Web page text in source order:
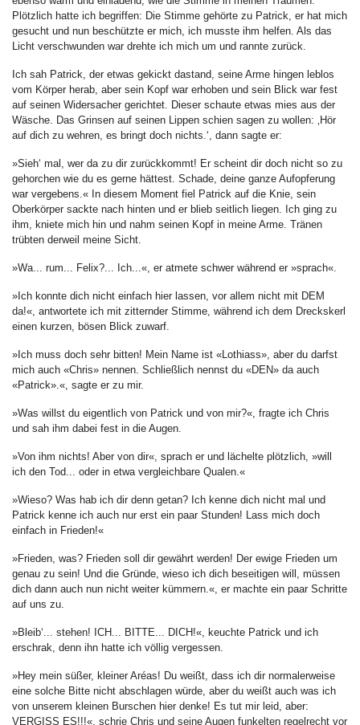
Plötzlich hatte ich begriffen: Die Stimme gehörte zu Patrick, er hat mich
gesucht und nun beschützte er mich, ich musste ihm helfen. Als das
Licht verschwunden war drehte ich mich um und rannte zurück.
Ich sah Patrick, der etwas gekickt dastand, seine Arme hingen leblos
vom Körper herab, aber sein Kopf war erhoben und sein Blick war fest
auf seinen Widersacher gerichtet. Dieser schaute etwas mies aus der
Wäsche. Das Grinsen auf seinen Lippen schien sagen zu wollen: ‚Hör
auf dich zu wehren, es bringt doch nichts.‘, dann sagte er:
»Sieh‘ mal, wer da zu dir zurückkommt! Er scheint dir doch nicht so zu
gehorchen wie du es gerne hättest. Schade, deine ganze Aufopferung
war vergebens.« In diesem Moment fiel Patrick auf die Knie, sein
Oberkörper sackte nach hinten und er blieb seitlich liegen. Ich ging zu
ihm, kniete mich hin und nahm seinen Kopf in meine Arme. Tränen
trübten derweil meine Sicht.
»Wa... rum... Felix?... Ich...«, er atmete schwer während er »sprach«.
»Ich konnte dich nicht einfach hier lassen, vor allem nicht mit DEM
da!«, antwortete ich mit zitternder Stimme, während ich dem Dreckskerl
einen kurzen, bösen Blick zuwarf.
»Ich muss doch sehr bitten! Mein Name ist «Lothiass», aber du darfst
mich auch «Chris» nennen. Schließlich nennst du «DEN» da auch
«Patrick».«, sagte er zu mir.
»Was willst du eigentlich von Patrick und von mir?«, fragte ich Chris
und sah ihm dabei fest in die Augen.
»Von ihm nichts! Aber von dir«, sprach er und lächelte plötzlich, »will
ich den Tod... oder in etwa vergleichbare Qualen.«
»Wieso? Was hab ich dir denn getan? Ich kenne dich nicht mal und
Patrick kenne ich auch nur erst ein paar Stunden! Lass mich doch
einfach in Frieden!«
»Frieden, was? Frieden soll dir gewährt werden! Der ewige Frieden um
genau zu sein! Und die Gründe, wieso ich dich beseitigen will, müssen
dich dann auch nun nicht weiter kümmern.«, er machte ein paar Schritte
auf uns zu.
»Bleib‘... stehen! ICH... BITTE... DICH!«, keuchte Patrick und ich
erschrak, denn ihn hatte ich völlig vergessen.
»Hey mein süßer, kleiner Aréas! Du weißt, dass ich dir normalerweise
eine solche Bitte nicht abschlagen würde, aber du weißt auch was ich
von unserem kleinen Burschen hier denke! Es tut mir leid, aber:
VERGISS ES!!!«, schrie Chris und seine Augen funkelten regelrecht vor